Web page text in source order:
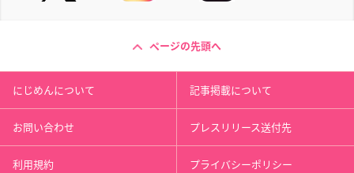
ページの先頭へ
にじめんについて 記事掲載について
お問い合わせ プレスリリース送付先
利用規約 プライバシーポリシー